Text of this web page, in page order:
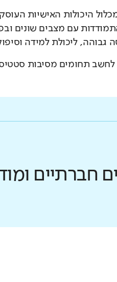
היכולות האישיות
עם מצבים שונים
גבוהה, ליכולת למידה
לחשב תחומים מסיבות
חברתיים